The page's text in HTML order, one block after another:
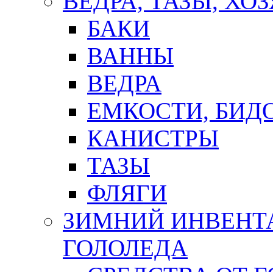
БАКИ
ВАННЫ
ВЕДРА
ЕМКОСТИ,
КАНИСТРЫ
ТАЗЫ
ФЛЯГИ
ЗИМНИЙ
ГОЛОЛЕДА